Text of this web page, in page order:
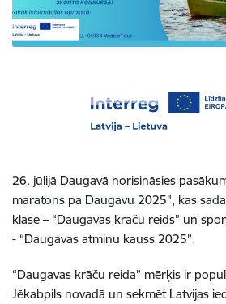
26. jūlijā Daugavā norisināsies
maratons pa Daugavu 2025", kas
klasē – “Daugavas krāču reids” un
- “Daugavas atmiņu kauss 2025”.
“Daugavas krāču reida” mērķis ir
Jēkabpils novadā un sekmēt Latvijas